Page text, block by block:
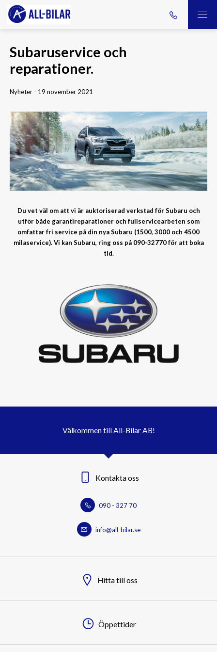
Subaruservice och
reparationer.
Nyheter - 19 november 2021
Du vet väl om att vi är auktoriserad verkstad för Subaru och
utför både garantireparationer och fullservicearbeten som
omfattar fri service på din nya Subaru (1500, 3000 och 4500
milaservice). Vi kan Subaru, ring oss på 090-32770 för att boka
tid.
Välkommen till All-Bilar AB!
Kontakta oss
090 - 327 70
info@all-bilar.se
Hitta till oss
Öppettider